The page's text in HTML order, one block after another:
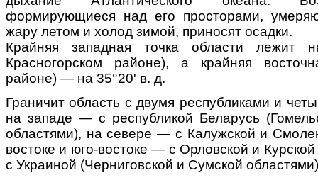
формирующиеся над его просторами,
жару летом и холод зимой, приносят осадки.
Крайняя западная точка области
Красногорском районе), а крайняя
районе) — на 35°20' в. д.
Граничит область с двумя республиками и
на западе — с республикой Беларусь
областями), на севере — с Калужской и
востоке и юго-востоке — с Орловской и
с Украиной (Черниговской и Сумской